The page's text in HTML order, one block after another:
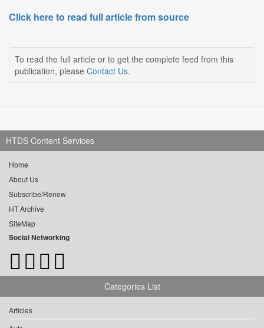
Click here to read full article from source
To read the full article or to get the complete feed from this
publication, please Contact Us.
HTDS Content Services
Home
About Us
Subscribe/Renew
HT Archive
SiteMap
Social Networking
Categories List
Articles